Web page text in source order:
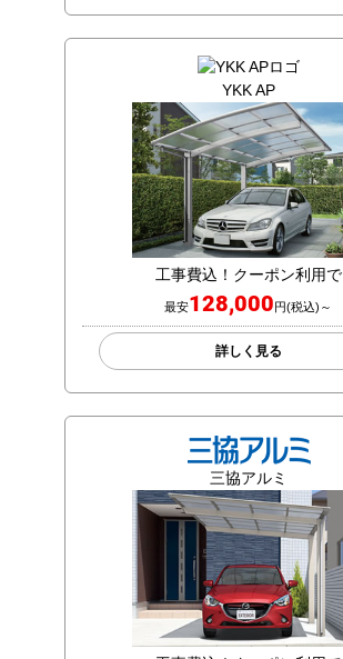
YKK AP
工事費込！クーポン利用で
最安128,000円(税込)～
詳しく見る
三協アルミ